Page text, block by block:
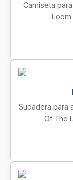
Camiseta
Sudadera para
Of The